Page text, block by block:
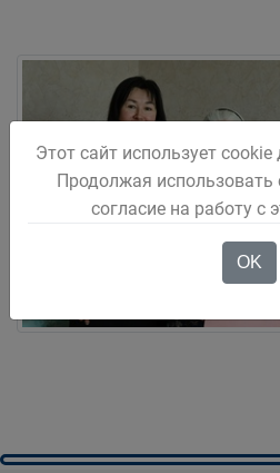
Этот сайт использует
Продолжая использовать
согласие на работу с
OK